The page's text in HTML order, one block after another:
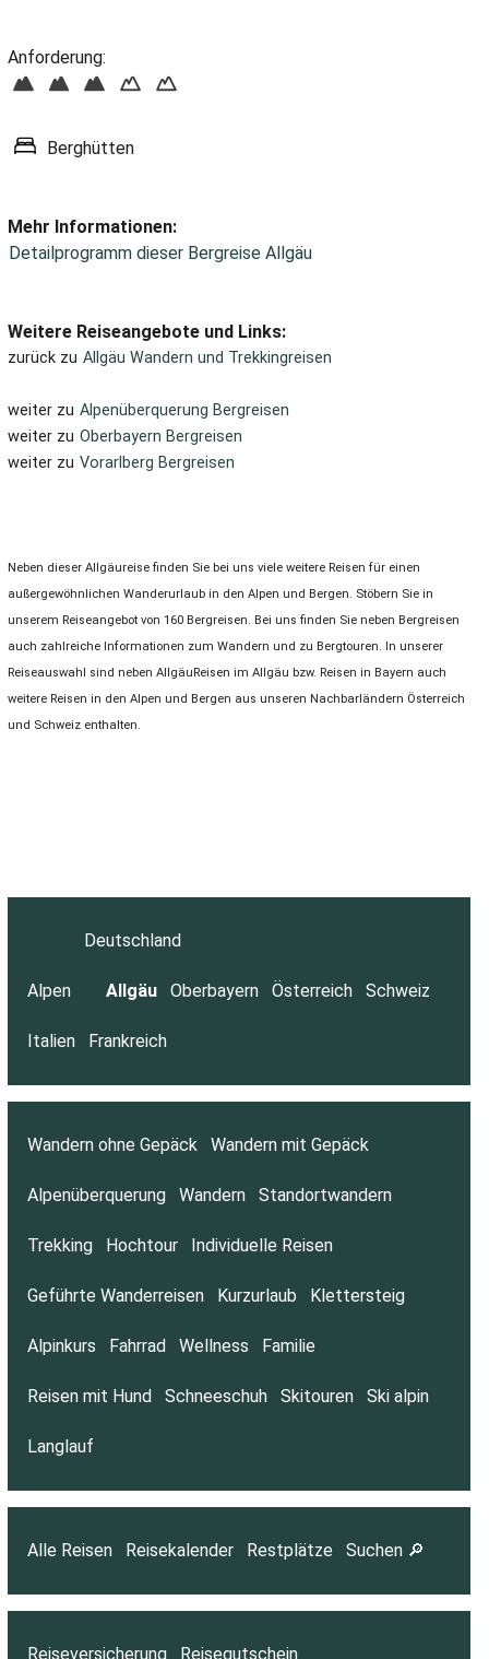
Anforderung:
Berghütten
Mehr Informationen:
Detailprogramm dieser Bergreise Allgäu
Weitere Reiseangebote und Links:
zurück zu Allgäu Wandern und Trekkingreisen
weiter zu Alpenüberquerung Bergreisen
weiter zu Oberbayern Bergreisen
weiter zu Vorarlberg Bergreisen
Neben dieser Allgäureise finden Sie bei uns viele weitere Reisen für einen
außergewöhnlichen Wanderurlaub in den Alpen und Bergen. Stöbern Sie in
unserem Reiseangebot von 160 Bergreisen. Bei uns finden Sie neben Bergreisen
auch zahlreiche Informationen zum Wandern und zu Bergtouren. In unserer
Reiseauswahl sind neben AllgäuReisen im Allgäu bzw. Reisen in Bayern auch
weitere Reisen in den Alpen und Bergen aus unseren Nachbarländern Österreich
und Schweiz enthalten.
Alpen
Deutschland
Allgäu Oberbayern Österreich Schweiz
Italien Frankreich
Wandern ohne Gepäck Wandern mit Gepäck
Alpenüberquerung Wandern Standortwandern
Trekking Hochtour Individuelle Reisen
Geführte Wanderreisen Kurzurlaub Klettersteig
Alpinkurs Fahrrad Wellness Familie
Reisen mit Hund Schneeschuh Skitouren Ski alpin
Langlauf
Alle Reisen Reisekalender Restplätze Suchen 🔎
Reiseversicherung Reisegutschein